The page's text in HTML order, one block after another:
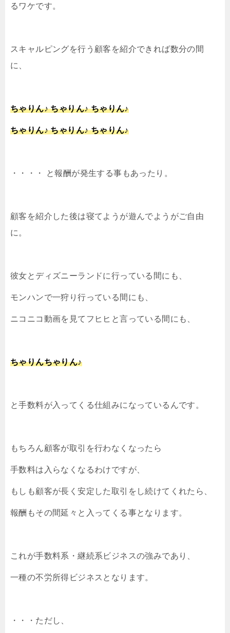
るワケです。
スキャルピングを行う顧客を紹介できれば数分の間
に、
ちゃりん♪ ちゃりん♪ ちゃりん♪
ちゃりん♪ ちゃりん♪ ちゃりん♪
・・・・ と報酬が発生する事もあったり。
顧客を紹介した後は寝てようが遊んでようがご自由
に。
彼女とディズニーランドに行っている間にも、
モンハンで一狩り行っている間にも、
ニコニコ動画を見てフヒヒと言っている間にも、
ちゃりんちゃりん♪
と手数料が入ってくる仕組みになっているんです。
もちろん顧客が取引を行わなくなったら
手数料は入らなくなるわけですが、
もしも顧客が長く安定した取引をし続けてくれたら、
報酬もその間延々と入ってくる事となります。
これが手数料系・継続系ビジネスの強みであり、
一種の不労所得ビジネスとなります。
・・・ただし、